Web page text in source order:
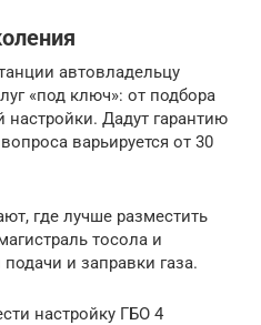
автовладельцу
«под ключ»: от подбора
Дадут гарантию
варьируется от 30
где лучше разместить
тосола и
и заправки газа.
настройку ГБО 4